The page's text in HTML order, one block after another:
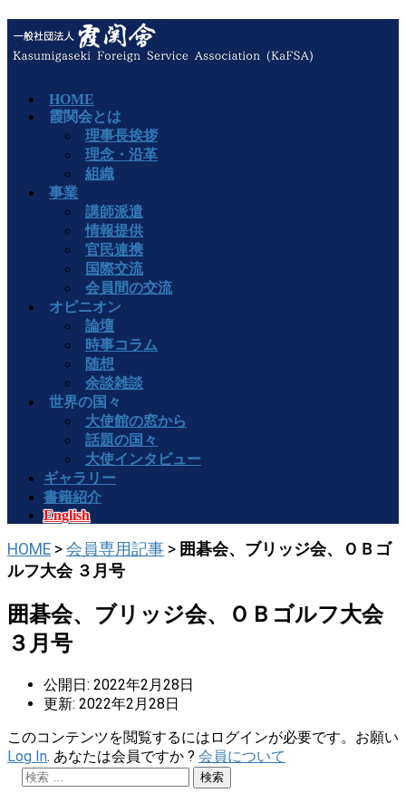
HOME
霞関会とは
理事長挨拶
理念・沿革
組織
事業
講師派遣
情報提供
官民連携
国際交流
会員間の交流
オピニオン
論壇
時事コラム
随想
余談雑談
世界の国々
大使館の窓から
話題の国々
大使インタビュー
ギャラリー
書籍紹介
English
HOME > 会員専用記事 > 囲碁会、ブリッジ会、ＯＢゴ
ルフ大会 ３月号
囲碁会、ブリッジ会、ＯＢゴルフ大会
３月号
公開日: 2022年2月28日
更新: 2022年2月28日
このコンテンツを閲覧するにはログインが必要です。お願い
Log In. あなたは会員ですか ? 会員について
検